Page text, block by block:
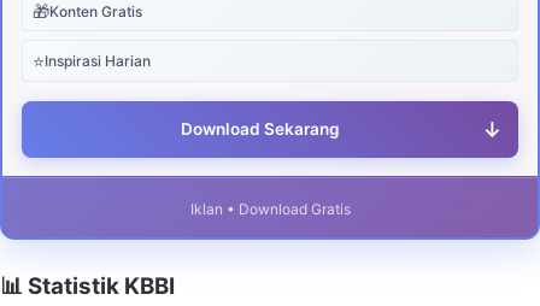
🎁Konten Gratis
⭐Inspirasi Harian
Download Sekarang ↓
Iklan • Download Gratis
📊 Statistik KBBI